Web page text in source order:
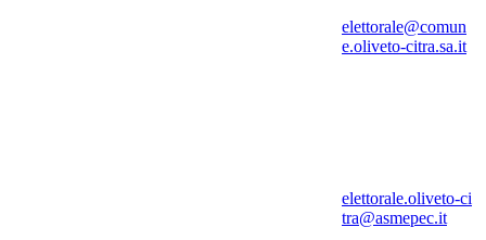
elettorale@comun
e.oliveto-citra.sa.it
elettorale.oliveto-ci
tra@asmepec.it